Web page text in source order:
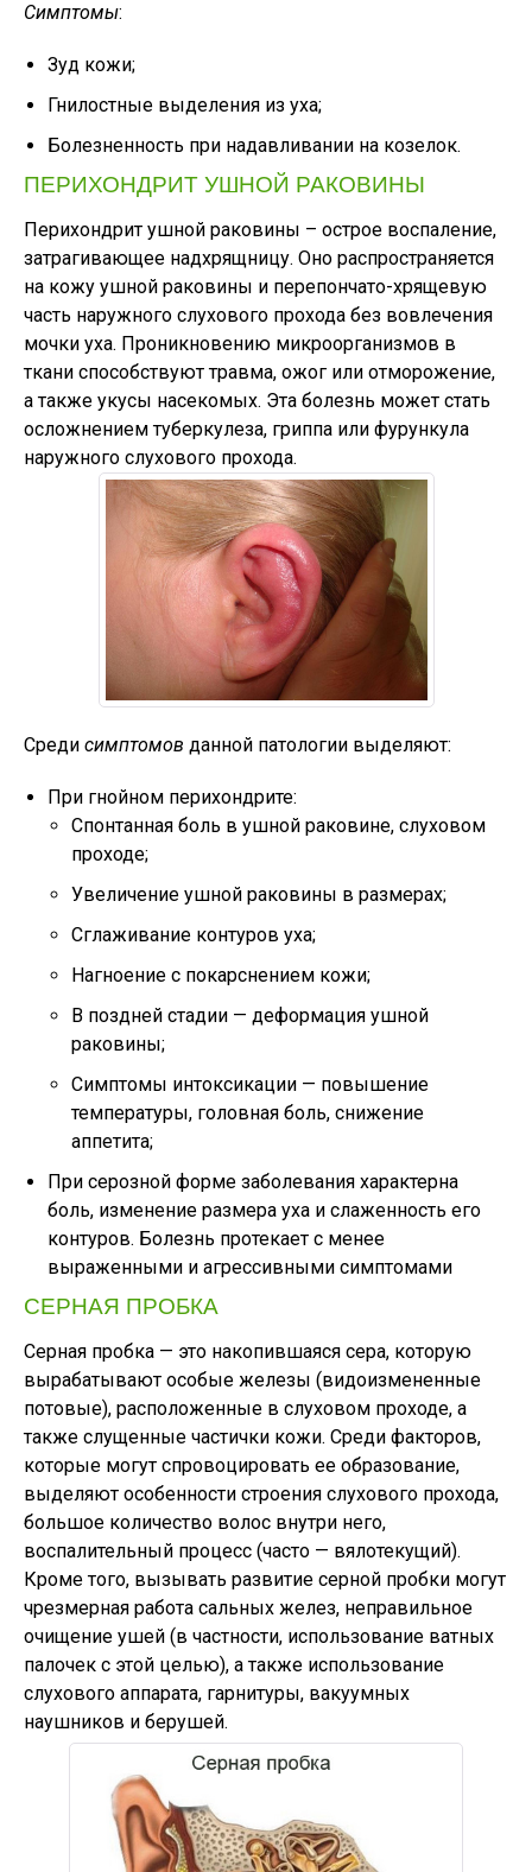
Симптомы:
Зуд кожи;
Гнилостные выделения из уха;
Болезненность при надавливании на козелок.
ПЕРИХОНДРИТ УШНОЙ РАКОВИНЫ
Перихондрит ушной раковины – острое воспаление,
затрагивающее надхрящницу. Оно распространяется
на кожу ушной раковины и перепончато-хрящевую
часть наружного слухового прохода без вовлечения
мочки уха. Проникновению микроорганизмов в
ткани способствуют травма, ожог или отморожение,
а также укусы насекомых. Эта болезнь может стать
осложнением туберкулеза, гриппа или фурункула
наружного слухового прохода.
Среди симптомов данной патологии выделяют:
При гнойном перихондрите:
Спонтанная боль в ушной раковине, слуховом
проходе;
Увеличение ушной раковины в размерах;
Сглаживание контуров уха;
Нагноение с покарснением кожи;
В поздней стадии — деформация ушной
раковины;
Симптомы интоксикации — повышение
температуры, головная боль, снижение
аппетита;
При серозной форме заболевания характерна
боль, изменение размера уха и слаженность его
контуров. Болезнь протекает с менее
выраженными и агрессивными симптомами
СЕРНАЯ ПРОБКА
Серная пробка — это накопившаяся сера, которую
вырабатывают особые железы (видоизмененные
потовые), расположенные в слуховом проходе, а
также слущенные частички кожи. Среди факторов,
которые могут спровоцировать ее образование,
выделяют особенности строения слухового прохода,
большое количество волос внутри него,
воспалительный процесс (часто — вялотекущий).
Кроме того, вызывать развитие серной пробки могут
чрезмерная работа сальных желез, неправильное
очищение ушей (в частности, использование ватных
палочек с этой целью), а также использование
слухового аппарата, гарнитуры, вакуумных
наушников и берушей.